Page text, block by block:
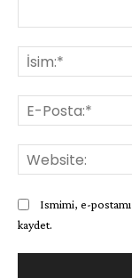
Ismimi, e-
kaydet.